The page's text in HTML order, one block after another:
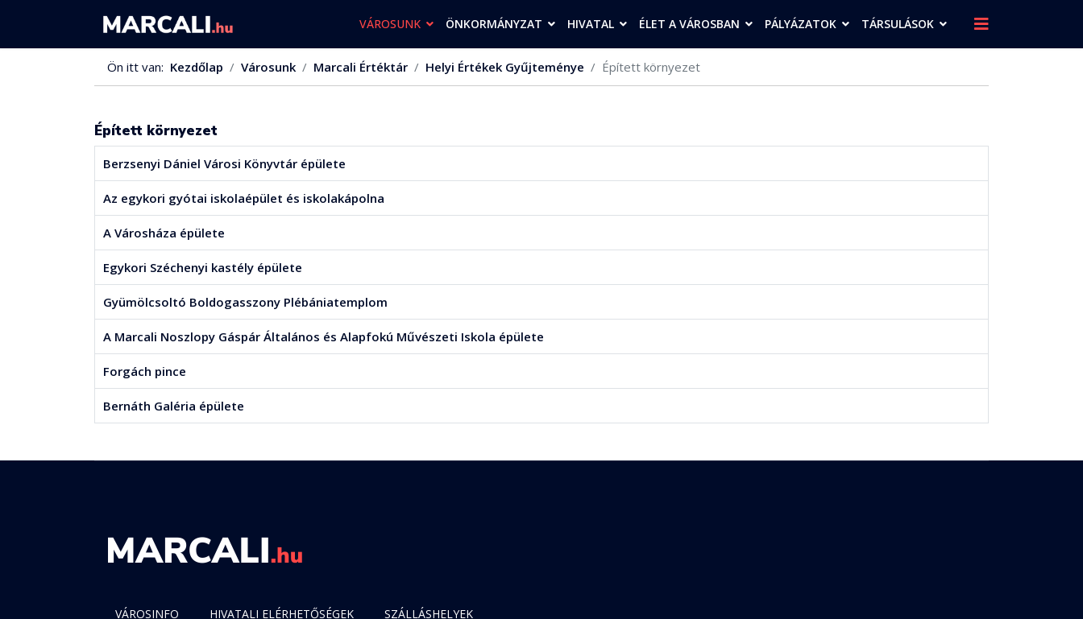
VÁROSUNK ÖNKORMÁNYZAT HIVATAL ÉLET A VÁROSBAN PÁLYÁZATOK TÁRSULÁSOK
Ön itt van: Kezdőlap Városunk Marcali Értéktár Helyi Értékek Gyűjteménye Épített környezet
Épített környezet
Berzsenyi Dániel Városi Könyvtár épülete
Az egykori gyótai iskolaépület és iskolakápolna
A Városháza épülete
Egykori Széchenyi kastély épülete
Gyümölcsoltó Boldogasszony Plébániatemplom
A Marcali Noszlopy Gáspár Általános és Alapfokú Művészeti Iskola épülete
Forgách pince
Bernáth Galéria épülete
VÁROSINFO HIVATALI ELÉRHETŐSÉGEK SZÁLLÁSHELYEK